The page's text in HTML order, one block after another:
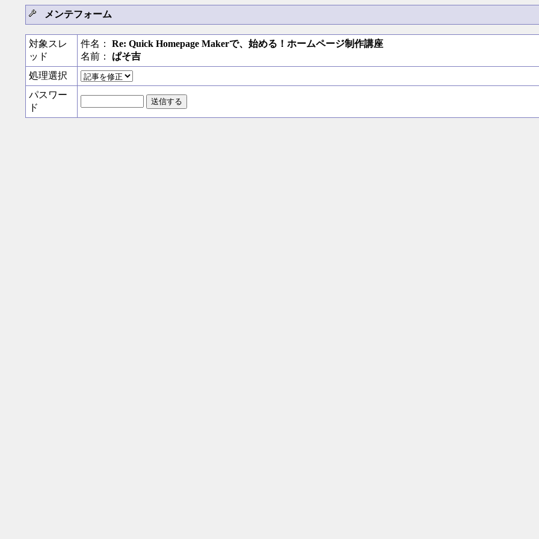
メンテフォーム
対象スレ
ッド
件名： Re: Quick Homepage Makerで、始める！ホームページ制作講座
名前： ぱそ吉
処理選択
パスワー
ド